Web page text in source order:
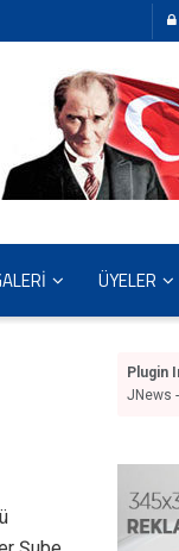
ÜYELER
Plugin
JNews